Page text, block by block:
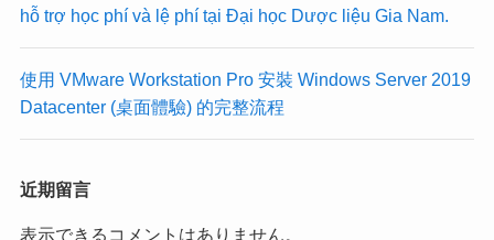
hỗ trợ học phí và lệ phí tại Đại học Dược liệu Gia Nam.
使用 VMware Workstation Pro 安裝 Windows Server 2019
Datacenter (桌面體驗) 的完整流程
近期留言
表示できるコメントはありません。